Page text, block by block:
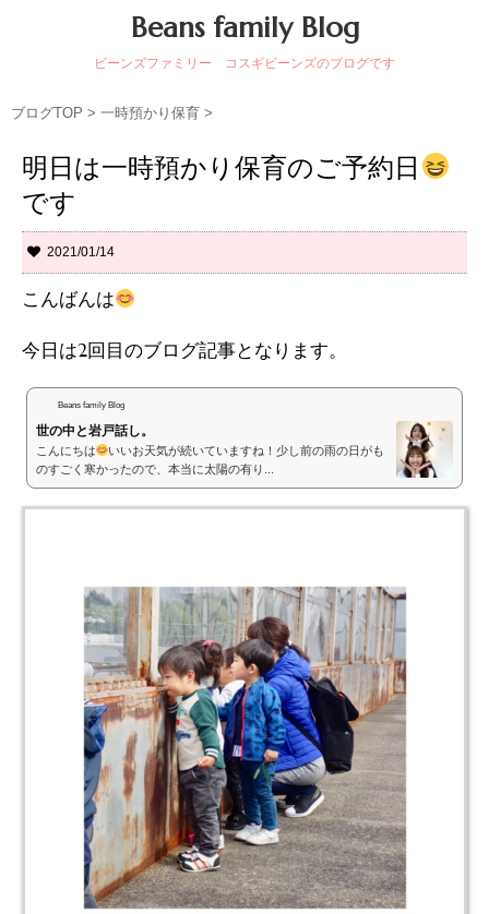
Beans family Blog
ビーンズファミリー コスギビーンズのブログです
ブログTOP > 一時預かり保育 >
明日は一時預かり保育のご予約日
です
2021/01/14
こんばんは
今日は2回目のブログ記事となります。
Beans family Blog
世の中と岩戸話し。
こんにちは
いいお天気が続いていますね！少し前の雨の日がも
のすごく寒かったので、本当に太陽の有り...